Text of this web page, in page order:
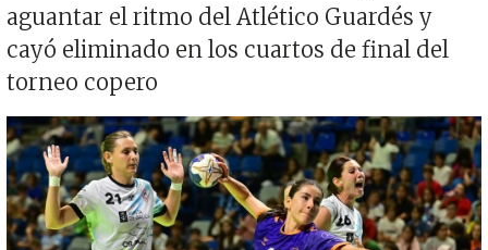
aguantar el ritmo del Atlético Guardés y
cayó eliminado en los cuartos de final del
torneo copero
Imagen